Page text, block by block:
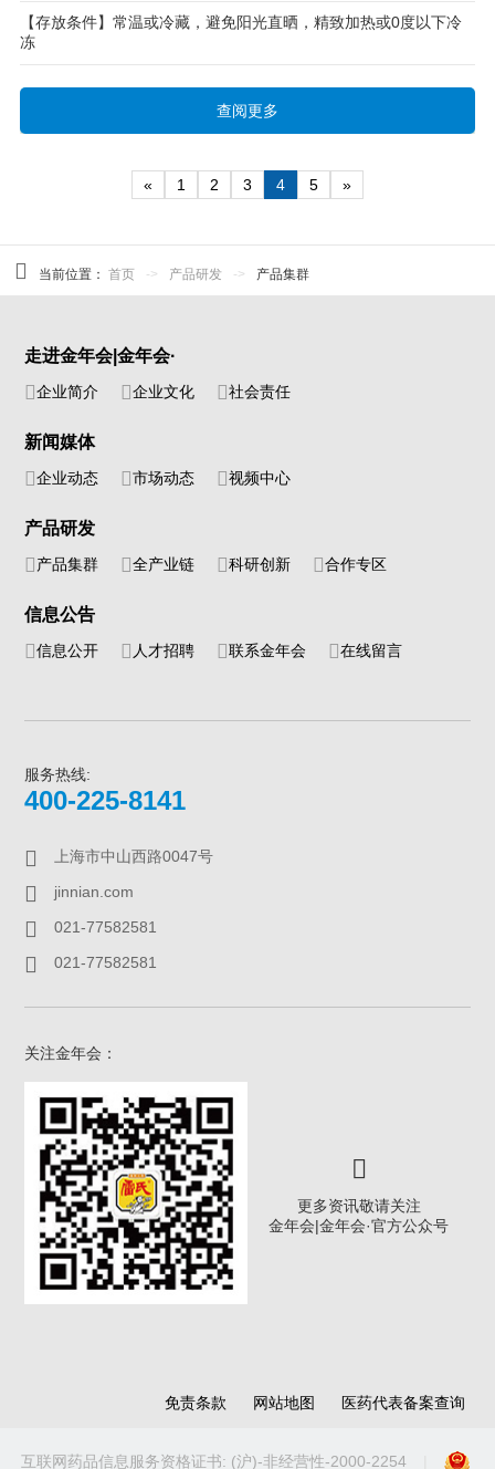
【存放条件】常温或冷藏，避免阳光直晒，精致加热或0度以下冷
冻
查阅更多
« 1 2 3 4 5 »
当前位置：首页 -> 产品研发 -> 产品集群
走进金年会|金年会·
企业简介 企业文化 社会责任
新闻媒体
企业动态 市场动态 视频中心
产品研发
产品集群 全产业链 科研创新 合作专区
信息公告
信息公开 人才招聘 联系金年会 在线留言
服务热线:
400-225-8141
上海市中山西路0047号
jinnian.com
021-77582581
021-77582581
关注金年会：
更多资讯敬请关注
金年会|金年会·官方公众号
免责条款 网站地图 医药代表备案查询
互联网药品信息服务资格证书: (沪)-非经营性-2000-2254